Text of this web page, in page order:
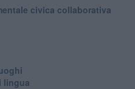
civica collaborativa
lingua